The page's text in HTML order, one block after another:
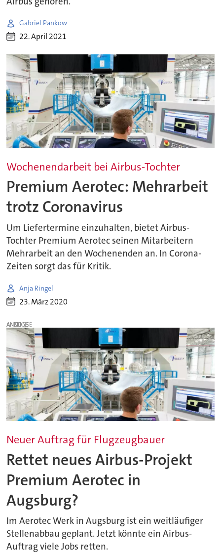
Gabriel Pankow
22. April 2021
Wochenendarbeit bei Airbus-Tochter
Premium Aerotec: Mehrarbeit
trotz Coronavirus
Um Liefertermine einzuhalten, bietet Airbus-
Tochter Premium Aerotec seinen Mitarbeitern
Mehrarbeit an den Wochenenden an. In Corona-
Zeiten sorgt das für Kritik.
Anja Ringel
23. März 2020
ANZEIGE
Neuer Auftrag für Flugzeugbauer
Rettet neues Airbus-Projekt
Premium Aerotec in
Augsburg?
Im Aerotec Werk in Augsburg ist ein weitläufiger
Stellenabbau geplant. Jetzt könnte ein Airbus-
Auftrag viele Jobs retten.